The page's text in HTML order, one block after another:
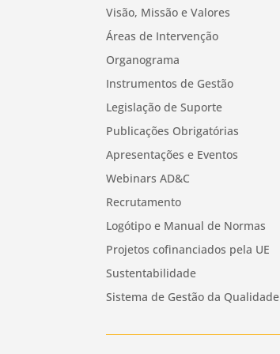
Visão, Missão e Valores
Áreas de Intervenção
Organograma
Instrumentos de Gestão
Legislação de Suporte
Publicações Obrigatórias
Apresentações e Eventos
Webinars AD&C
Recrutamento
Logótipo e Manual de Normas
Projetos cofinanciados pela UE
Sustentabilidade
Sistema de Gestão da Qualidade